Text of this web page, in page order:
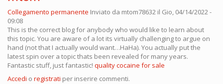
Collegamento permanente Inviato da mtom78632 il Gio, 04/14/2022 -
09:08
This is the correct blog for anybody who would like to learn about
this topic. You are aware of a lot its virtually challenging to argue on
hand (not that I actually would want…HaHa). You actually put the
latest spin over a topic thats been revealed for many years.
Fantastic stuff, just fantastic! quality cocaine for sale
Accedi o registrati per inserire commenti.